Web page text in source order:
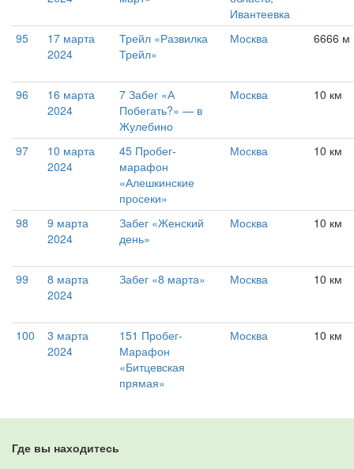
Ивантеевка
95
17 марта
2024
Трейл «Развилка
Трейл»
Москва 6666 м
96
16 марта
2024
7 Забег «А
Побегать?» — в
Жулебино
Москва 10 км
97
10 марта
2024
45 Пробег-
марафон
«Алешкинские
просеки»
Москва 10 км
98
9 марта
2024
Забег «Женский
день»
Москва 10 км
99
8 марта
2024
Забег «8 марта» Москва 10 км
100
3 марта
2024
151 Пробег-
Марафон
«Битцевская
прямая»
Москва 10 км
Где вы находитесь